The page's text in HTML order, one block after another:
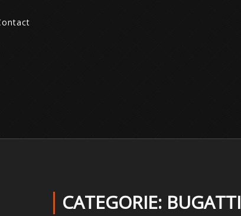
CATEGORIE: BUGATTI